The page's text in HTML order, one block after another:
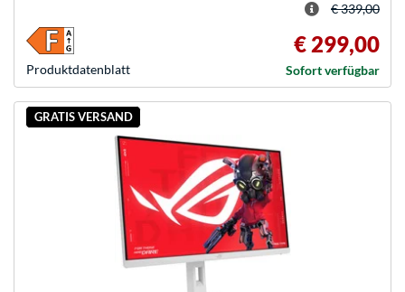
Produkt­datenblatt
€ 339,00
€ 299,00
Sofort verfügbar
GRATIS VERSAND